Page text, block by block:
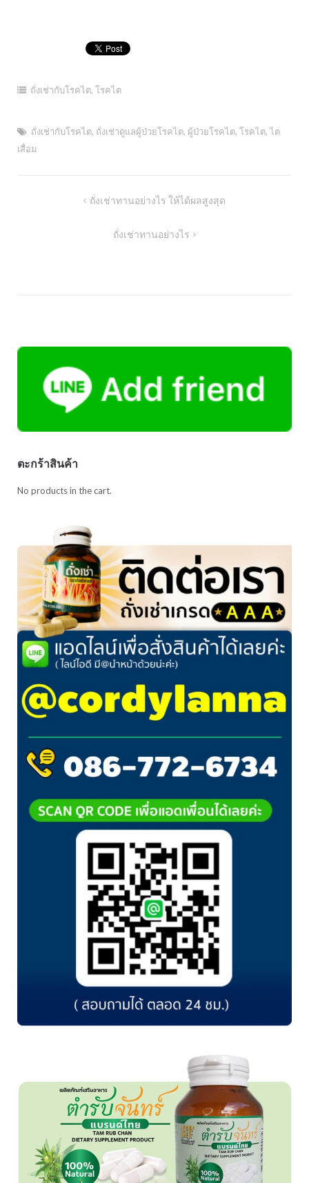
ถั่งเช่ากับโรคไต, โรคไต
ถั่งเช่ากับโรคไต, ถั่งเช่าดูแลผู้ป่วยโรคไต, ผู้ป่วยโรคไต, โรคไต,ไต
เสื่อม
ถั่งเช่าทานอย่างไร ให้ได้ผลสูงสุด
ถั่งเช่าทานอย่างไร
ตะกร้าสินค้า
No products in the cart.